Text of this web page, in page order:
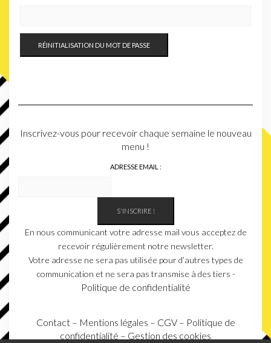
RÉINITIALISATION DU MOT DE PASSE
Inscrivez-vous pour recevoir chaque semaine le nouveau
menu !
ADRESSE EMAIL :
En nous communicant votre adresse mail vous acceptez de
recevoir régulièrement notre newsletter.
Votre adresse ne sera pas utilisée pour d’autres types de
communication et ne sera pas transmise à des tiers -
Politique de confidentialité
Contact– Mentions légales – CGV– Politique de
confidentialité – Gestion des cookies